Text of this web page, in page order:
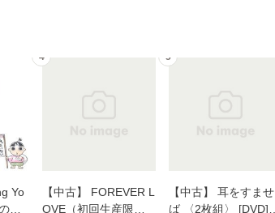
Yo
が
4
【中古】 FOREVER L
OVE（初回生産限定
5
【中古】 耳をすませ
ば 〈2枚組〉 [DVD] /